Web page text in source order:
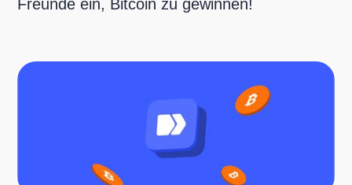
Freunde ein, Bitcoin zu gewinnen!